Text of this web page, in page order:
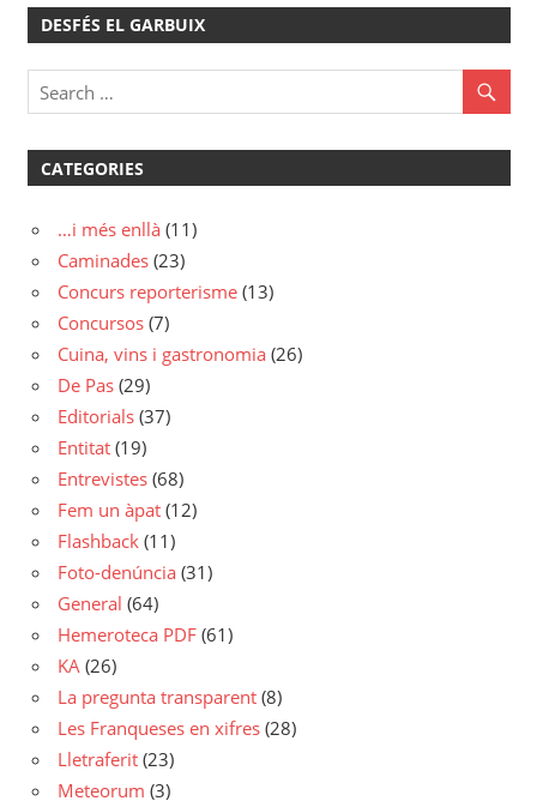
DESFÉS EL GARBUIX
CATEGORIES
…i més enllà (11)
Caminades (23)
Concurs reporterisme (13)
Concursos (7)
Cuina, vins i gastronomia (26)
De Pas (29)
Editorials (37)
Entitat (19)
Entrevistes (68)
Fem un àpat (12)
Flashback (11)
Foto-denúncia (31)
General (64)
Hemeroteca PDF (61)
KA (26)
La pregunta transparent (8)
Les Franqueses en xifres (28)
Lletraferit (23)
Meteorum (3)